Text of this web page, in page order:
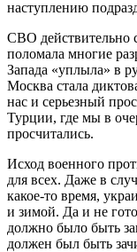
наступлению
СВО действительно
поломала многие
Запада «уплыла» в
Москва стала
нас и серьезный
Турции, где мы в
просчитались.
Исход военного
для всех. Даже в
какое-то время,
и зимой. Да и не
должно было быть
должен был быть